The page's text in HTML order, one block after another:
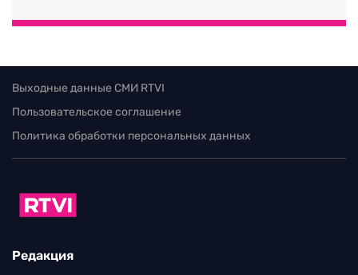
Выходные данные СМИ RTVI
Пользовательское соглашение
Политика обработки персональных данных
Редакция